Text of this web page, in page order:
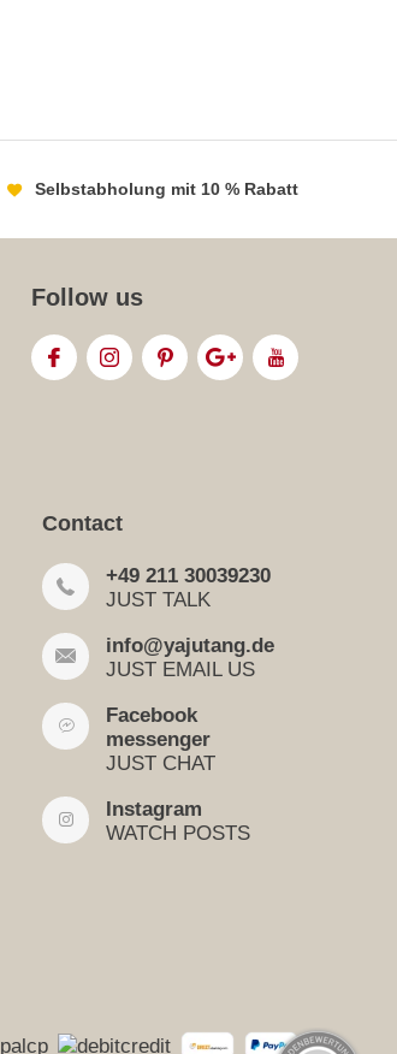
Selbstabholung mit 10 % Rabatt
Follow us
Contact
+49 211 30039230
JUST TALK
info@yajutang.de
JUST EMAIL US
Facebook
messenger
JUST CHAT
Instagram
WATCH POSTS